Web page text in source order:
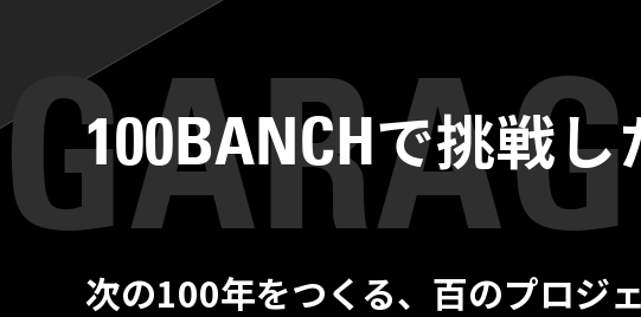
100BANCHで挑戦し
次の100年をつくる、百のプロジ